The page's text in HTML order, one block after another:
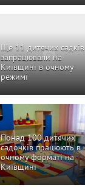
Ще 11 дитячих садків
запрацювали на
Київщині в очному
режимі
Понад 100 дитячих
садочків працюють в
очному форматі на
Київщині